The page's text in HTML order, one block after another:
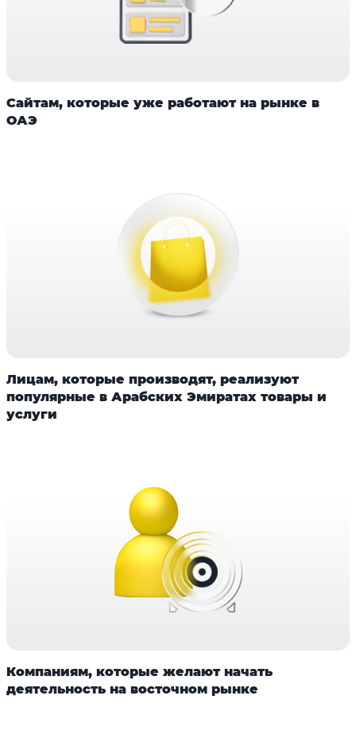
Сайтам, которые уже работают на рынке в
ОАЭ
Лицам, которые производят, реализуют
популярные в Арабских Эмиратах товары и
услуги
Компаниям, которые желают начать
деятельность на восточном рынке